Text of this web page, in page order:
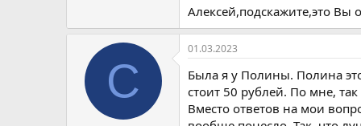
на что она отвечает мне, что
Я тогда просто посмеялся)))
И не поверите, через 3 дня
Хотя он была такой
Алексей,подскажите,это Вы
С
01.03.2023
Была я у Полины. Полина
стоит 50 рублей. По мне,
Вместо ответов на мои